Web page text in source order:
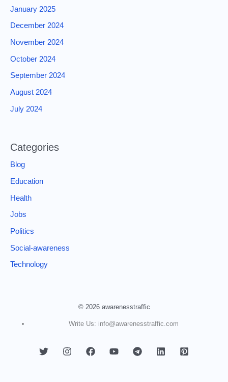
January 2025
December 2024
November 2024
October 2024
September 2024
August 2024
July 2024
Categories
Blog
Education
Health
Jobs
Politics
Social-awareness
Technology
© 2026 awarenesstraffic
Write Us: info@awarenesstraffic.com